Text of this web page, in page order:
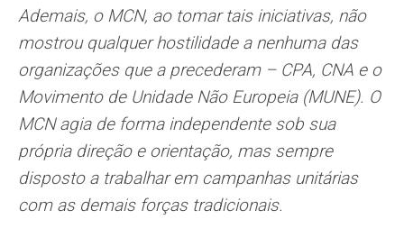
Ademais, o MCN, ao tomar tais iniciativas, não
mostrou qualquer hostilidade a nenhuma das
organizações que a precederam – CPA, CNA e o
Movimento de Unidade Não Europeia (MUNE). O
MCN agia de forma independente sob sua
própria direção e orientação, mas sempre
disposto a trabalhar em campanhas unitárias
com as demais forças tradicionais.